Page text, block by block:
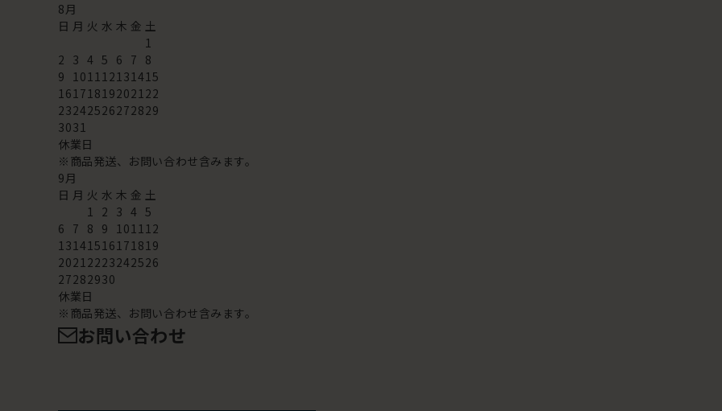
8月
日 月 火 水 木 金 土
1
2 3 4 5 6 7 8
9 101112131415
16171819202122
23242526272829
3031
休業日
※商品発送、お問い合わせ含みます。
9月
日 月 火 水 木 金 土
1 2 3 4 5
6 7 8 9 101112
13141516171819
20212223242526
27282930
休業日
※商品発送、お問い合わせ含みます。
お問い合わせ